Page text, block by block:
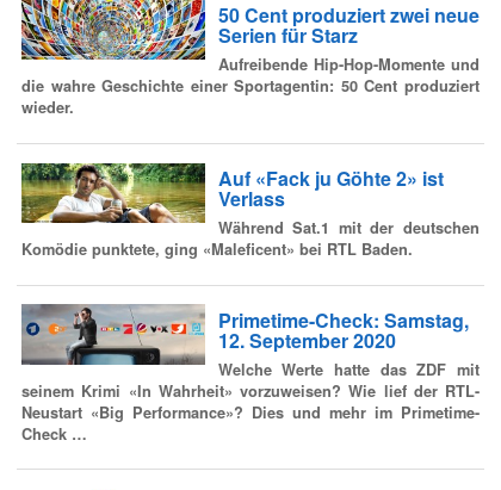
50 Cent produziert zwei neue
Serien für Starz
Aufreibende Hip-Hop-Momente und
die wahre Geschichte einer Sportagentin: 50 Cent produziert
wieder.
Auf «Fack ju Göhte 2» ist
Verlass
Während Sat.1 mit der deutschen
Komödie punktete, ging «Maleficent» bei RTL Baden.
Primetime-Check: Samstag,
12. September 2020
Welche Werte hatte das ZDF mit
seinem Krimi «In Wahrheit» vorzuweisen? Wie lief der RTL-
Neustart «Big Performance»? Dies und mehr im Primetime-
Check …